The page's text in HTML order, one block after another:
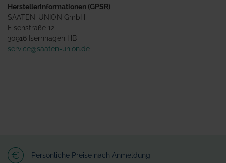
Herstellerinformationen (GPSR)
SAATEN-UNION GmbH
Eisenstraße 12
30916 Isernhagen HB
service@saaten-union.de
Persönliche Preise nach Anmeldung